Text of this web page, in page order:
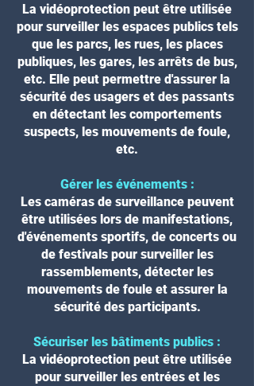
La vidéoprotection peut être utilisée
pour surveiller les espaces publics tels
que les parcs, les rues, les places
publiques, les gares, les arrêts de bus,
etc. Elle peut permettre d'assurer la
sécurité des usagers et des passants
en détectant les comportements
suspects, les mouvements de foule,
etc.
Gérer les événements :
Les caméras de surveillance peuvent
être utilisées lors de manifestations,
d'événements sportifs, de concerts ou
de festivals pour surveiller les
rassemblements, détecter les
mouvements de foule et assurer la
sécurité des participants.
Sécuriser les bâtiments publics :
La vidéoprotection peut être utilisée
pour surveiller les entrées et les